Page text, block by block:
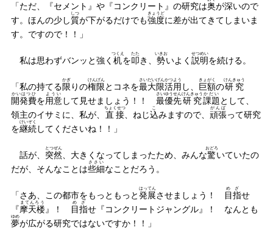
「ただ、『セメント』や『コンクリート』の研究は奥が深いので
す。ほんの少し質
しつ
が下がるだけでも強度
きょうど
に差が出てきてしまいま
す。ですので！！」
私は思わずバンッと強く 机
つくえ
を叩
たた
き、 勢
いきお
いよく 説明
せつめい
を続ける。
「私の持てる限
かぎ
りの権限
けんげん
とコネを最大限
さいだいげん
活用
かつよう
し、 巨額
きょがく
の研究
けんきゅう
開発費
かいはつひ
を用意
ようい
して見せましょう！！ 最優先
さいゆうせん
研究
けんきゅう
課題
かだい
として、
領主のイサミに、私が、 直接
ちょくせつ
、ねじ込
こ
みますので、 頑張
がんば
って研究
を継続
けいぞく
してくださいね！！」
話が、 突然
とつぜん
、大きくなってしまったため、みんな驚
おどろ
いていたの
だが、そんなことは些細
ささい
なことだろう。
「さあ、この都市をもっともっと発展
はってん
させましょう！ 目指
めざ
せ
『摩天楼
まてんろう
』！ 目指
めざ
せ『コンクリートジャングル』！ なんとも
夢
ゆめ
が広がる研究ではないですか！！」